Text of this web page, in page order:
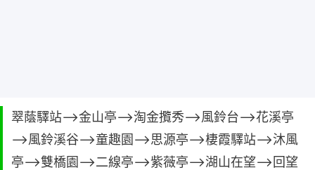
翠蔭驛站——>金山亭——>淘金攬秀——>風鈴台——>花溪亭
——>風鈴溪谷——>童趣園——>思源亭——>棲霞驛站——>沐風
亭——>雙橋園——>二線亭——>紫薇亭——>湖山在望——>回望